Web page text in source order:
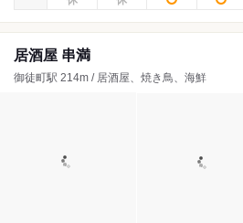
居酒屋 串満
御徒町駅 214m / 居酒屋、焼き鳥、海鮮